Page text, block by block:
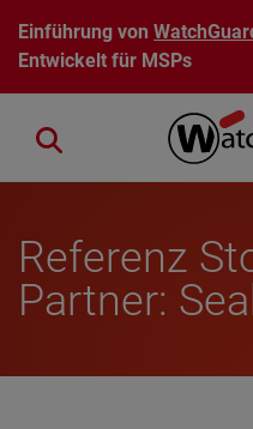
Direkt zum Inhalt
Einführung von
Entwickelt für MSPs
Close search
Referenz
Partner: